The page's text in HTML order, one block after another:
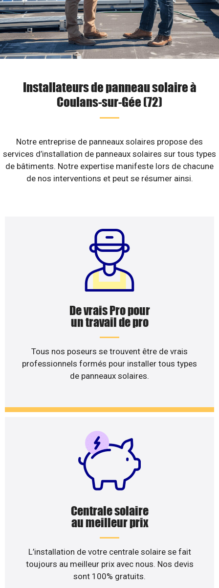
Installateurs de panneau solaire à
Coulans-sur-Gée (72)
Notre entreprise de panneaux solaires propose des
services d’installation de panneaux solaires sur tous types
de bâtiments. Notre expertise manifeste lors de chacune
de nos interventions et peut se résumer ainsi.
De vrais Pro pour
un travail de pro
Tous nos poseurs se trouvent être de vrais
professionnels formés pour installer tous types
de panneaux solaires.
Centrale solaire
au meilleur prix
L’installation de votre centrale solaire se fait
toujours au meilleur prix avec nous. Nos devis
sont 100% gratuits.